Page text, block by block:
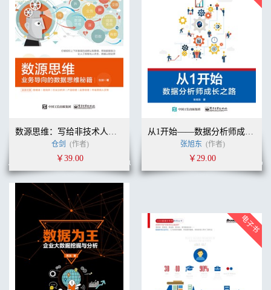
数源思维：写给非技术人员的数据思维秘籍
仓剑 (作者)
￥39.00
从1开始——数据分析师成长之路
张旭东 (作者)
￥29.00